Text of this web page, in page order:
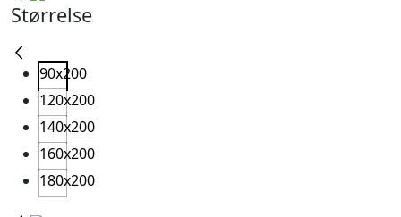
Størrelse
90x200
120x200
140x200
160x200
180x200